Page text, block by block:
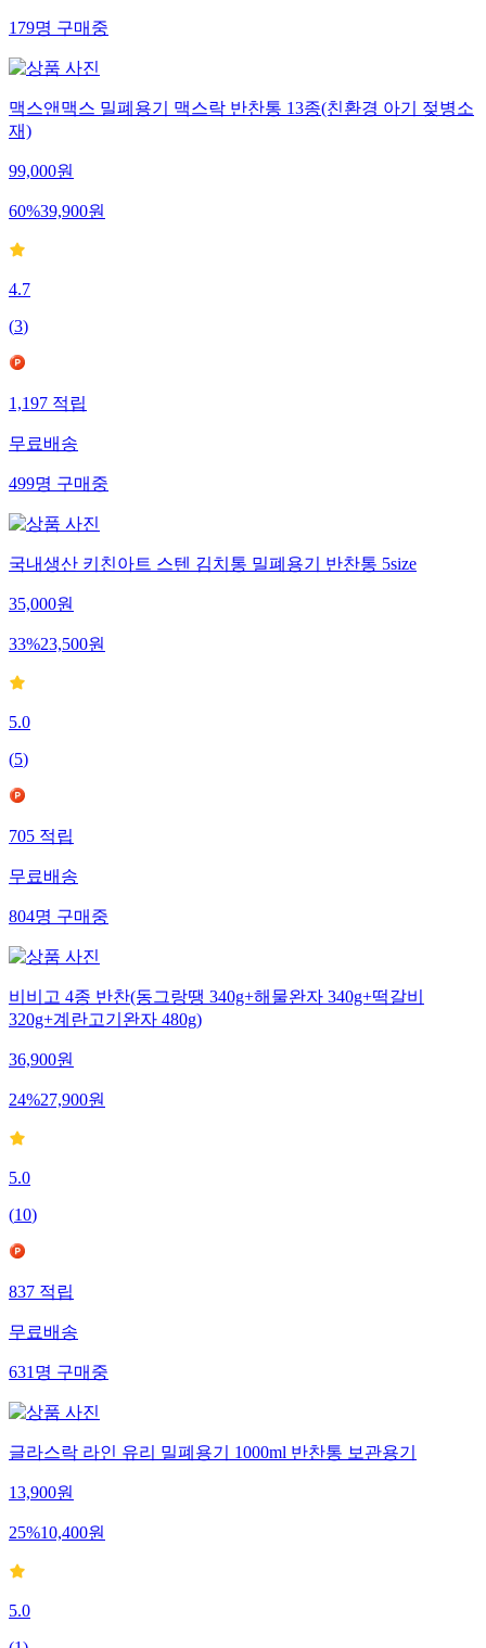
179명 구매중
맥스앤맥스 밀폐용기 맥스락 반찬통 13종(친환경 아기 젖병소
재)
99,000원
60%39,900원
4.7
(3)
1,197 적립
무료배송
499명 구매중
국내생산 키친아트 스텐 김치통 밀폐용기 반찬통 5size
35,000원
33%23,500원
5.0
(5)
705 적립
무료배송
804명 구매중
비비고 4종 반찬(동그랑땡 340g+해물완자 340g+떡갈비
320g+계란고기완자 480g)
36,900원
24%27,900원
5.0
(10)
837 적립
무료배송
631 명 구매중
글라스락 라인 유리 밀폐용기 1000ml 반찬통 보관용기
13,900원
25%10,400원
5.0